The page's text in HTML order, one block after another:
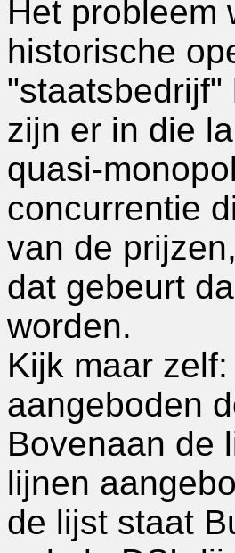
Het probleem
historische
"staatsbedrijf"
zijn er in die
quasi-
concurrentie
van de
dat gebeurt
worden.
Kijk maar
aangeboden
Bovenaan de
lijnen
de lijst staat